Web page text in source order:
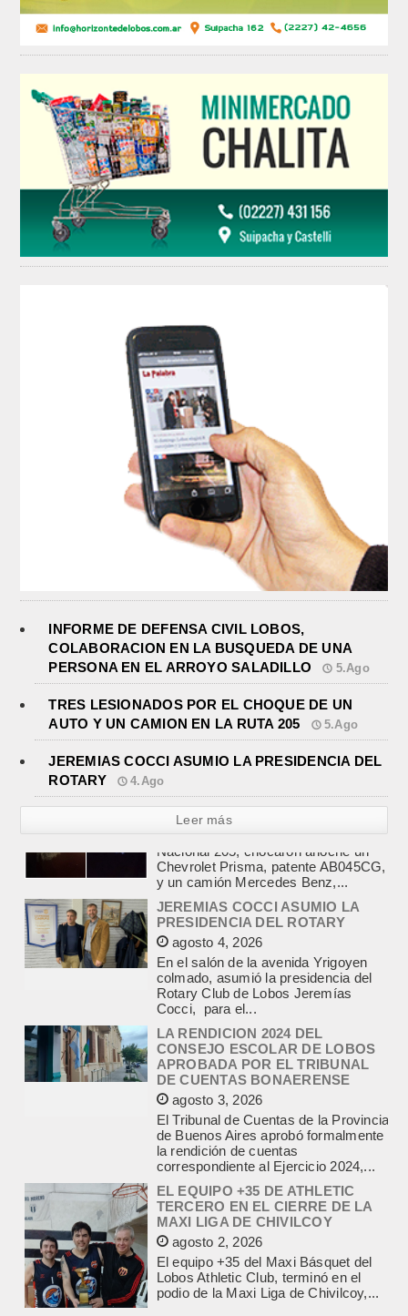
INFORME DE DEFENSA CIVIL LOBOS,
COLABORACION EN LA BUSQUEDA DE UNA
PERSONA EN EL ARROYO SALADILLO
5.Ago
TRES LESIONADOS POR EL CHOQUE DE UN
AUTO Y UN CAMION EN LA RUTA 205
5.Ago
JEREMIAS COCCI ASUMIO LA PRESIDENCIA DEL
ROTARY
4.Ago
Leer más
JEREMIAS COCCI ASUMIO LA
PRESIDENCIA DEL ROTARY
agosto 4, 2026
En el salón de la avenida Yrigoyen
colmado, asumió la presidencia del
Rotary Club de Lobos Jeremías
Cocci, para el...
LA RENDICION 2024 DEL
CONSEJO ESCOLAR DE LOBOS
DE CUENTAS BONAERENSE
agosto 3, 2026
El Tribunal de Cuentas de la Provincia
de Buenos Aires aprobó formalmente
la rendición de cuentas
correspondiente al Ejercicio 2024,...
EL EQUIPO +35 DE ATHLETIC
TERCERO EN EL CIERRE DE LA
agosto 2, 2026
El equipo +35 del Maxi Básquet del
Lobos Athletic Club, terminó en el
podio de la Maxi Liga de Chivilcoy,...
INFORME DE DEFENSA CIVIL
LOBOS, COLABORACION EN LA